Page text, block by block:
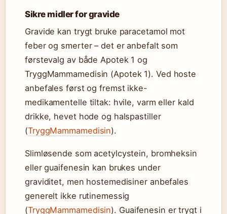
Sikre midler for gravide
Gravide kan trygt bruke paracetamol mot
feber og smerter – det er anbefalt som
førstevalg av både Apotek 1 og
TryggMammamedisin (Apotek 1). Ved hoste
anbefales først og fremst ikke-
medikamentelle tiltak: hvile, varm eller kald
drikke, hevet hode og halspastiller
(TryggMammamedisin).
Slimløsende som acetylcystein, bromheksin
eller guaifenesin kan brukes under
graviditet, men hostemedisiner anbefales
generelt ikke rutinemessig
(TryggMammamedisin). Guaifenesin er trygt i